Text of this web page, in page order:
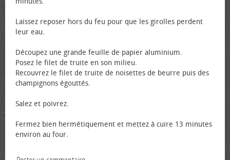
Laissez reposer hors du feu pour que les girolles perdent
leur eau.
Découpez une grande feuille de papier aluminium.
Posez le filet de truite en son milieu.
Recouvrez le filet de truite de noisettes de beurre puis des
champignons égouttés.
Salez et poivrez.
Fermez bien hermétiquement et mettez à cuire 13 minutes
environ au four.